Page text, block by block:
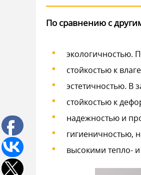
По сравнению с
экологичностью.
стойкостью к
эстетичностью. В
стойкостью к
надежностью и
гигиеничностью,
высокими тепло-